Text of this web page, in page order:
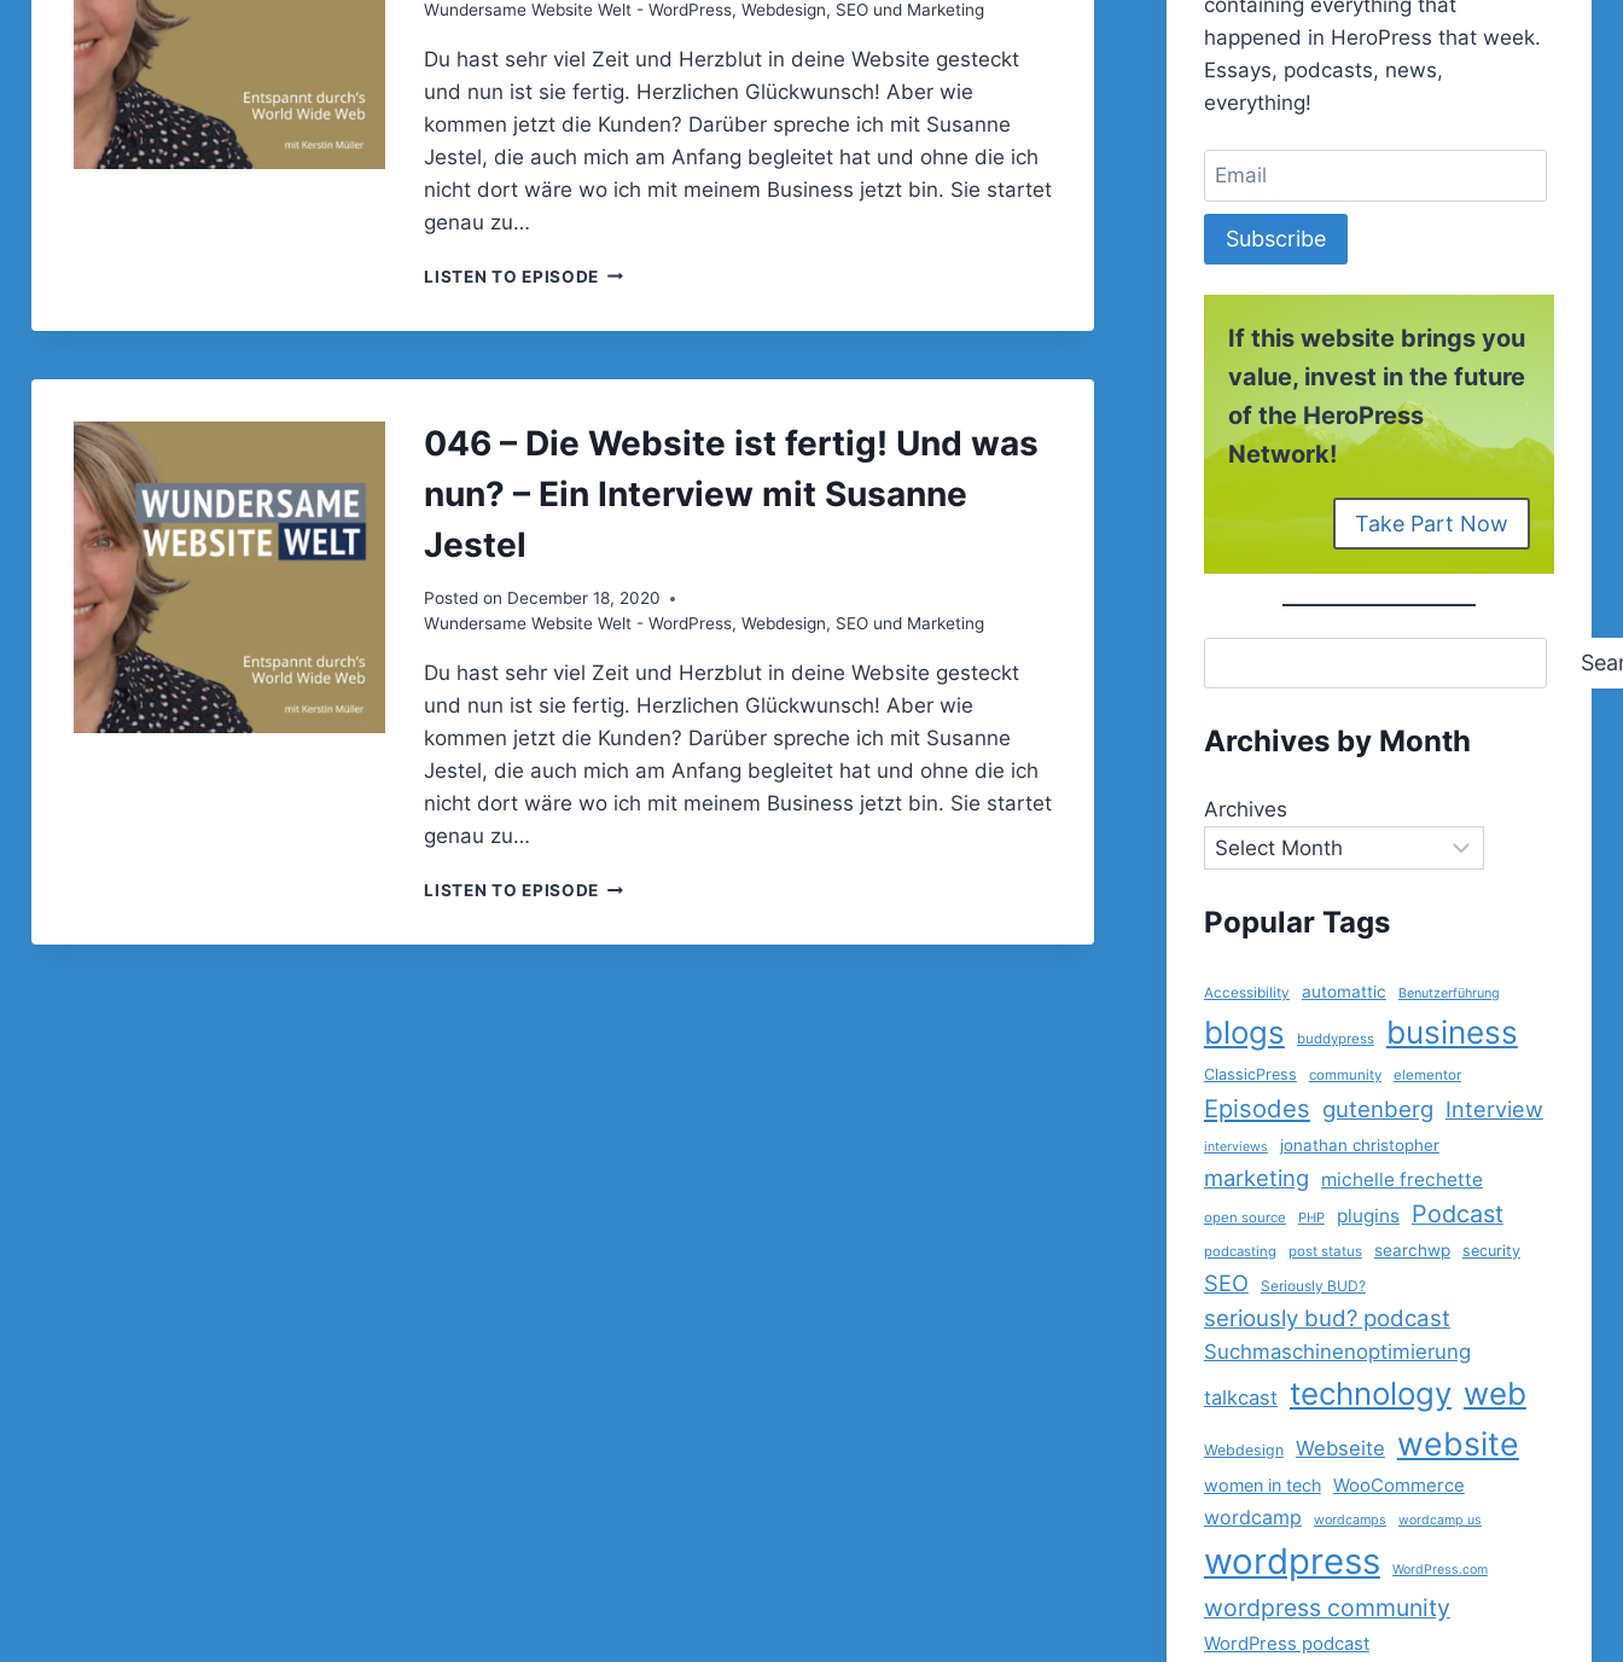
Wundersame Website Welt - WordPress, Webdesign, SEO und Marketing
Du hast sehr viel Zeit und Herzblut in deine Website gesteckt
und nun ist sie fertig. Herzlichen Glückwunsch! Aber wie
kommen jetzt die Kunden? Darüber spreche ich mit Susanne
Jestel, die auch mich am Anfang begleitet hat und ohne die ich
nicht dort wäre wo ich mit meinem Business jetzt bin. Sie startet
genau zu…
LISTEN TO EPISODE DIE
–
INTERVIEW
046 – Die Website ist fertig! Und was
nun? – Ein Interview mit Susanne
Jestel
Posted on December 18, 2020
Wundersame Website Welt - WordPress, Webdesign, SEO und Marketing
Du hast sehr viel Zeit und Herzblut in deine Website gesteckt
und nun ist sie fertig. Herzlichen Glückwunsch! Aber wie
kommen jetzt die Kunden? Darüber spreche ich mit Susanne
Jestel, die auch mich am Anfang begleitet hat und ohne die ich
nicht dort wäre wo ich mit meinem Business jetzt bin. Sie startet
genau zu…
LISTEN TO EPISODE 046
happened in HeroPress that week.
Essays, podcasts, news,
everything!
Subscribe
If this website brings you
value, invest in the future
of the HeroPress
Network!
Take Part Now
Archives by Month
Archives
Popular Tags
Accessibility automattic Benutzerführung
blogs buddypress business
ClassicPress community elementor
Episodes gutenberg Interview
interviews jonathan christopher
marketing michelle frechette
open source PHP plugins Podcast
podcasting post status searchwp security
SEO Seriously BUD?
seriously bud? podcast
Suchmaschinenoptimierung
talkcast technology web
Webdesign Webseite website
women in tech WooCommerce
wordcamp wordcamps wordcamp us
wordpress WordPress.com
wordpress community
WordPress podcast